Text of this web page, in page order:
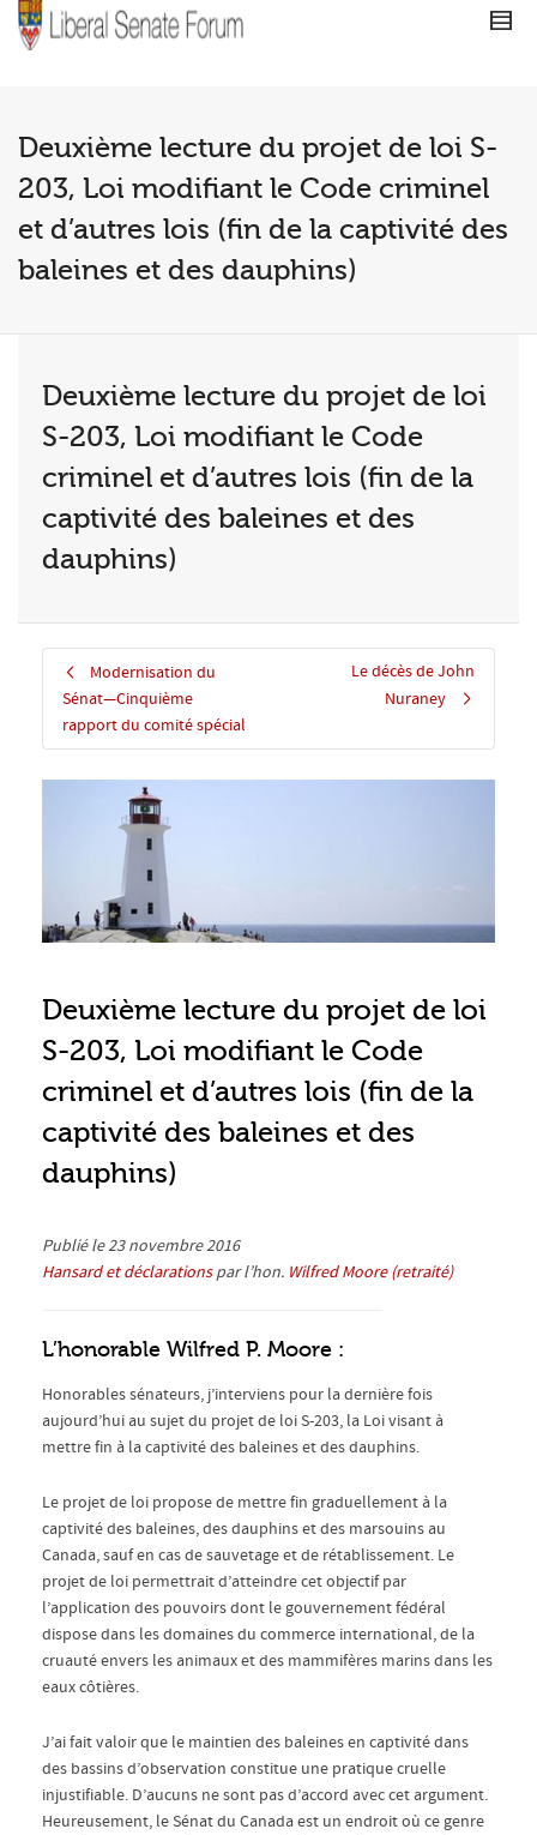
Deuxième lecture du projet de loi S-
203, Loi modifiant le Code criminel
et d’autres lois (fin de la captivité des
baleines et des dauphins)
Deuxième lecture du projet de loi
S-203, Loi modifiant le Code
criminel et d’autres lois (fin de la
captivité des baleines et des
dauphins)
Modernisation du
Sénat—Cinquième
rapport du comité spécial
Le décès de John
Nuraney
Deuxième lecture du projet de loi
S-203, Loi modifiant le Code
criminel et d’autres lois (fin de la
captivité des baleines et des
dauphins)
Publié le 23 novembre 2016
Hansard et déclarationspar l’hon. Wilfred Moore (retraité)
L’honorable Wilfred P. Moore :
Honorables sénateurs, j’interviens pour la dernière fois
aujourd’hui au sujet du projet de loi S-203, la Loi visant à
mettre fin à la captivité des baleines et des dauphins.
Le projet de loi propose de mettre fin graduellement à la
captivité des baleines, des dauphins et des marsouins au
Canada, sauf en cas de sauvetage et de rétablissement. Le
projet de loi permettrait d’atteindre cet objectif par
l’application des pouvoirs dont le gouvernement fédéral
dispose dans les domaines du commerce international, de la
cruauté envers les animaux et des mammifères marins dans les
eaux côtières.
J’ai fait valoir que le maintien des baleines en captivité dans
des bassins d’observation constitue une pratique cruelle
injustifiable. D’aucuns ne sont pas d’accord avec cet argument.
Heureusement, le Sénat du Canada est un endroit où ce genre